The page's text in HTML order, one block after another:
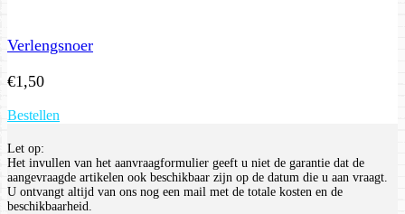
Verlengsnoer
€1,50
Bestellen
Let op:
Het invullen van het aanvraagformulier geeft u niet de garantie dat de
aangevraagde artikelen ook beschikbaar zijn op de datum die u aan vraagt.
U ontvangt altijd van ons nog een mail met de totale kosten en de
beschikbaarheid.